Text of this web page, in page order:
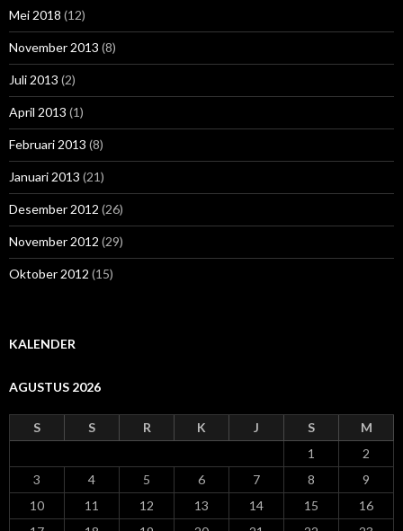
Mei 2018 (12)
November 2013 (8)
Juli 2013 (2)
April 2013 (1)
Februari 2013 (8)
Januari 2013 (21)
Desember 2012 (26)
November 2012 (29)
Oktober 2012 (15)
KALENDER
AGUSTUS 2026
S S R K J S
M
1
2
3
4 5 6 7 8
9
10
11 12 13 14 15
16